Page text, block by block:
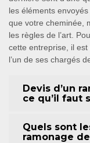
les éléments
que votre cheminée,
les règles de l’art.
cette entreprise, il est
l’un de ses chargés
Devis d’un
ce qu’il faut
Quels sont
ramonage